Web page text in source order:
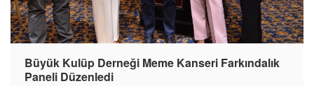
Büyük Kulüp Derneği Meme Kanseri Farkındalık
Paneli Düzenledi